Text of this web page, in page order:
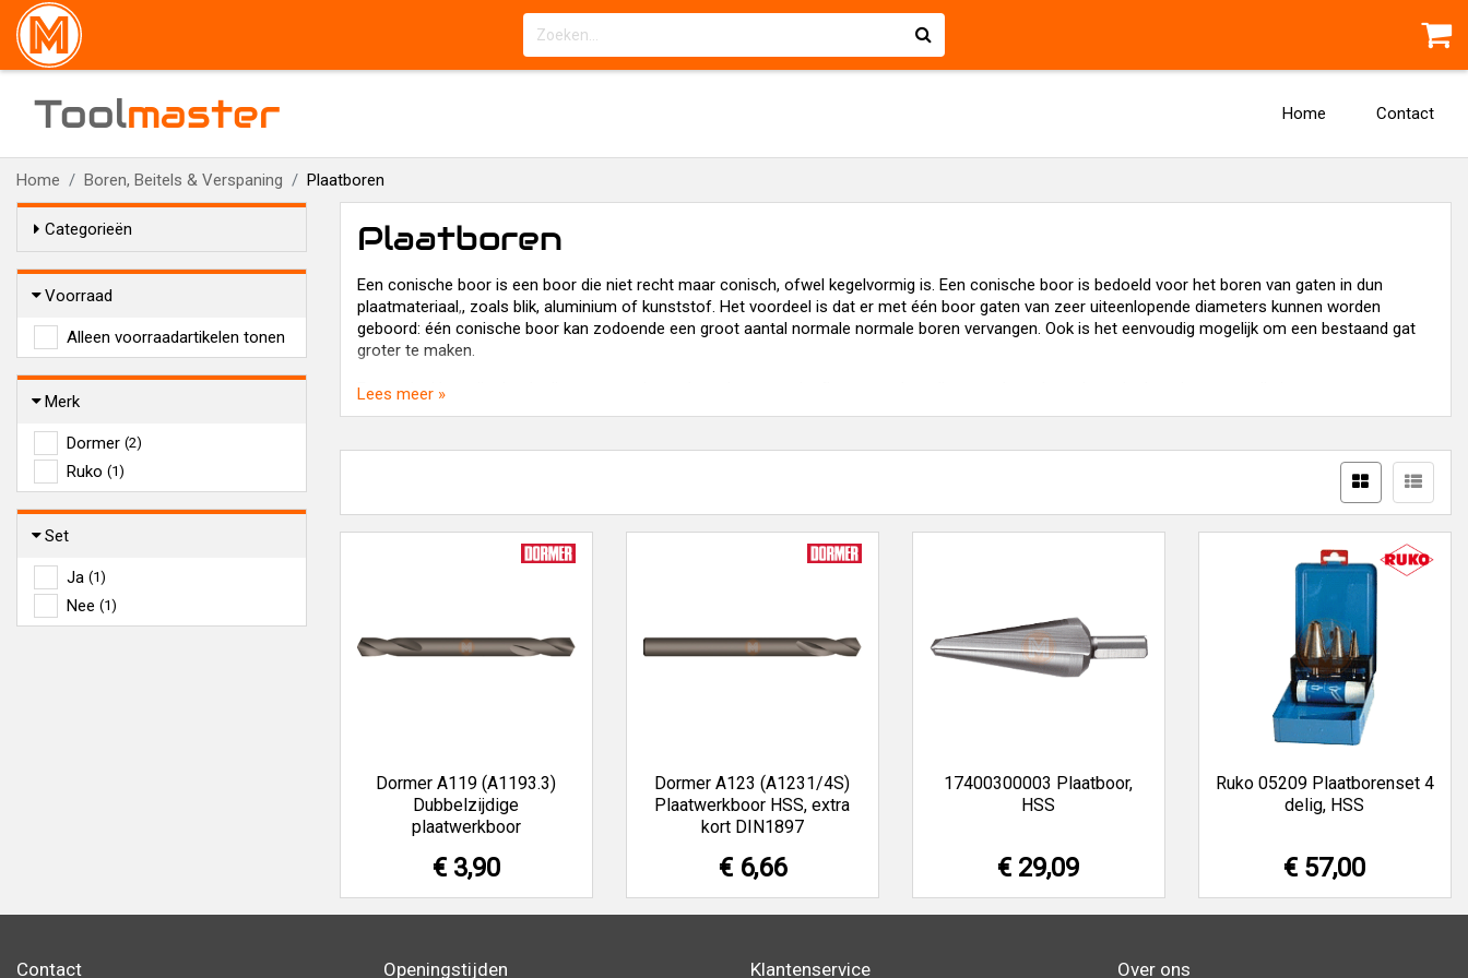
Toolmaster Home Contact
Home Boren, Beitels & Verspaning Plaatboren
Categorieën
Voorraad
Alleen voorraadartikelen tonen
Merk
Dormer (2)
Ruko (1)
Set
Ja (1)
Nee (1)
Plaatboren
Een conische boor is een boor die niet recht maar conisch, ofwel kegelvormig is. Een conische boor is bedoeld voor het boren van gaten in dun
plaatmateriaal,, zoals blik, aluminium of kunststof. Het voordeel is dat er met één boor gaten van zeer uiteenlopende diameters kunnen worden
geboord: één conische boor kan zodoende een groot aantal normale normale boren vervangen. Ook is het eenvoudig mogelijk om een bestaand gat
groter te maken.
Een nadeel kan zijn dat de diameter van het geboorde gat sterk afhangt van hoe diep er geboord wordt, zodat het niet eenvoudig is om een gat met
geboord wordt in dikker materiaal dan kan een nadeel zijn dat het gat conische wanden krijgt.
Lees meer »
Dormer A119 (A1193.3)
Dubbelzijdige
plaatwerkboor
€ 3,90
Dormer A123 (A1231/4S)
Plaatwerkboor HSS, extra
kort DIN1897
€ 6,66
17400300003 Plaatboor,
HSS
€ 29,09
Ruko 05209 Plaatborenset 4
delig, HSS
€ 57,00
Contact Openingstijden Klantenservice Over ons